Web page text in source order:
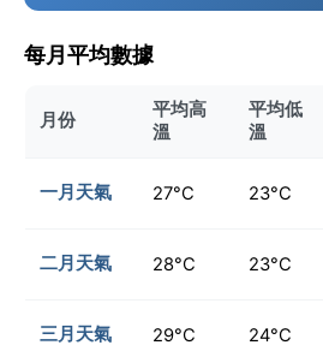
每月平均數據
月份
平均高
溫
平均低
溫
一月天氣 27°C 23°C
二月天氣 28°C 23°C
三月天氣 29°C 24°C